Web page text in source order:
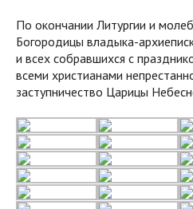
По окончании Литургии и
Богородицы владыка-
и всех собравшихся с
всеми христианами
заступничество Царицы